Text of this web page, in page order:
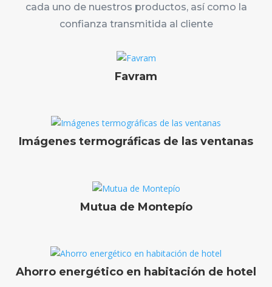
cada uno de nuestros productos, así como la
confianza transmitida al cliente
Favram
Imágenes termográficas de las ventanas
Mutua de Montepío
Ahorro energético en habitación de hotel